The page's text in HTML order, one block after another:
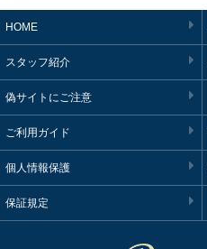
HOME
スタッフ紹介
偽サイトにご注意
ご利用ガイド
個人情報保護
保証規定